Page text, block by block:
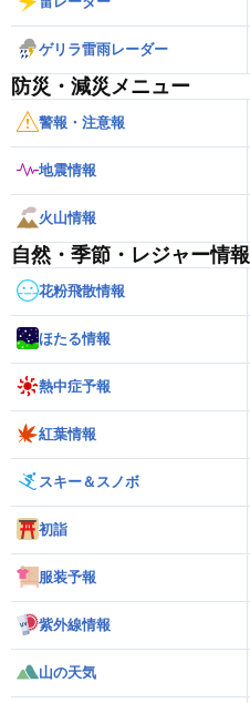
ゲリラ雷雨レーダー
防災・減災メニュー
警報・注意報
地震情報
火山情報
自然・季節・レジャー情報
花粉飛散情報
ほたる情報
熱中症予報
紅葉情報
スキー＆スノボ
初詣
服装予報
紫外線情報
山の天気